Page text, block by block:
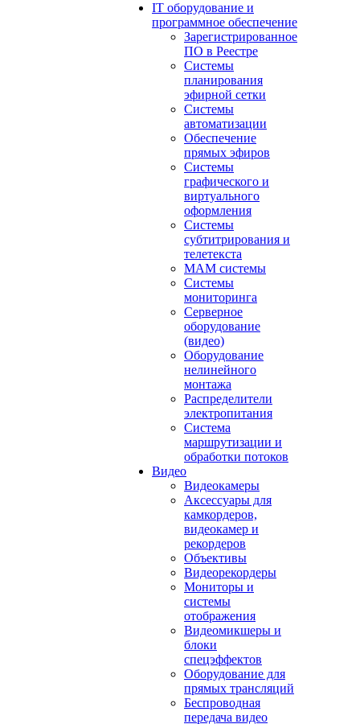
IT оборудование и
программное обеспечение
Зарегистрированное
ПО в Реестре
Системы
планирования
эфирной сетки
Системы
автоматизации
Обеспечение
прямых эфиров
Системы
графического и
виртуального
оформления
Системы
субтитрирования и
телетекста
MAM системы
Системы
мониторинга
Серверное
оборудование
(видео)
Оборудование
нелинейного
монтажа
Распределители
электропитания
Система
маршрутизации и
обработки потоков
Видео
Видеокамеры
Аксессуары для
камкордеров,
видеокамер и
рекордеров
Объективы
Видеорекордеры
Мониторы и
системы
отображения
Видеомикшеры и
блоки
спецэффектов
Оборудование для
прямых трансляций
Беспроводная
передача видео